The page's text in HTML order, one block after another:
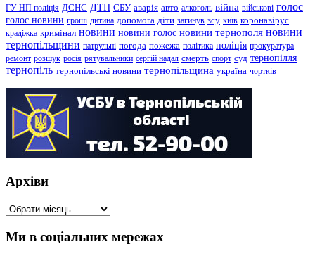
ГУ НП поліція ДСНС ДТП СБУ аварія авто алкоголь війна військові голос
голос новини гроші дитина допомога діти загинув зсу київ коронавірус
крадіжка кримінал новини новини голос новини тернополя новини
тернопільщини патрульні погода пожежа політика поліція прокуратура
ремонт розшук росія рятувальники сергій надал смерть спорт суд тернопілля
тернопіль тернопільські новини тернопільщина україна чортків
Архіви
Архіви
Ми в соціальних мережах